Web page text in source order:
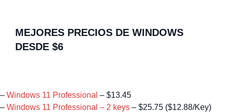
MEJORES PRECIOS DE WINDOWS
DESDE $6
– Windows 11 Professional – $13.45
– Windows 11 Professional – 2 keys – $25.75 ($12.88/Key)